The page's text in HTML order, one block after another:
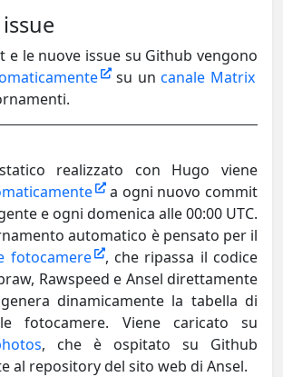
e le nuove issue su Github vengono
su uncanale Matrix
realizzato con Hugo viene
a ogni nuovo commit
e ogni domenica alle 00:00 UTC.
automatico è pensato per il
fotocamere
, che ripassa il codice
Rawspeed e Ansel direttamente
dinamicamente la tabella di
fotocamere. Viene caricato su
, che è ospitato su Github
al repository del sito web di Ansel.